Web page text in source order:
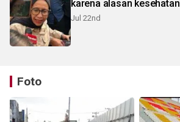
karena alasan kesehatan
Jul 22nd
Foto